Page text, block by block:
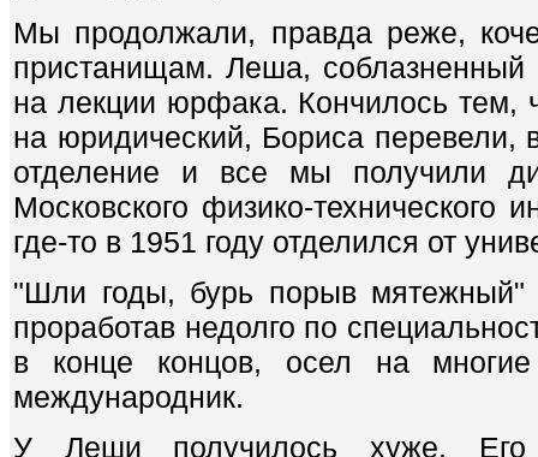
Мы продолжали, правда реже,
пристанищам. Леша, соблазненный
на лекции юрфака. Кончилось
на юридический, Бориса перевели,
отделение и все мы получили
Московского физико-технического
где-то в 1951 году отделился от
"Шли годы, бурь порыв
проработав недолго по
в конце концов, осел на
международник.
У Леши получилось хуже. Его